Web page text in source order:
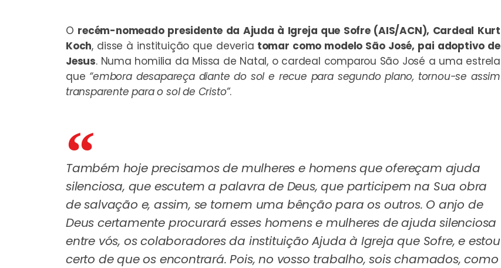
O recém-nomeado presidente da Ajuda à Igreja que Sofre (AIS/ACN), Cardeal Kurt
Koch, disse à instituição que deveria tomar como modelo São José, pai adoptivo de
Jesus. Numa homilia da Missa de Natal, o cardeal comparou São José a uma estrela
que “embora desapareça diante do sol e recue para segundo plano, tornou-se assim
transparente para o sol de Cristo”.
Também hoje precisamos de mulheres e homens que ofereçam ajuda
silenciosa, que escutem a palavra de Deus, que participem na Sua obra
de salvação e, assim, se tornem uma bênção para os outros. O anjo de
Deus certamente procurará esses homens e mulheres de ajuda silenciosa
entre vós, os colaboradores da instituição Ajuda à Igreja que Sofre, e estou
certo de que os encontrará. Pois, no vosso trabalho, sois chamados, como